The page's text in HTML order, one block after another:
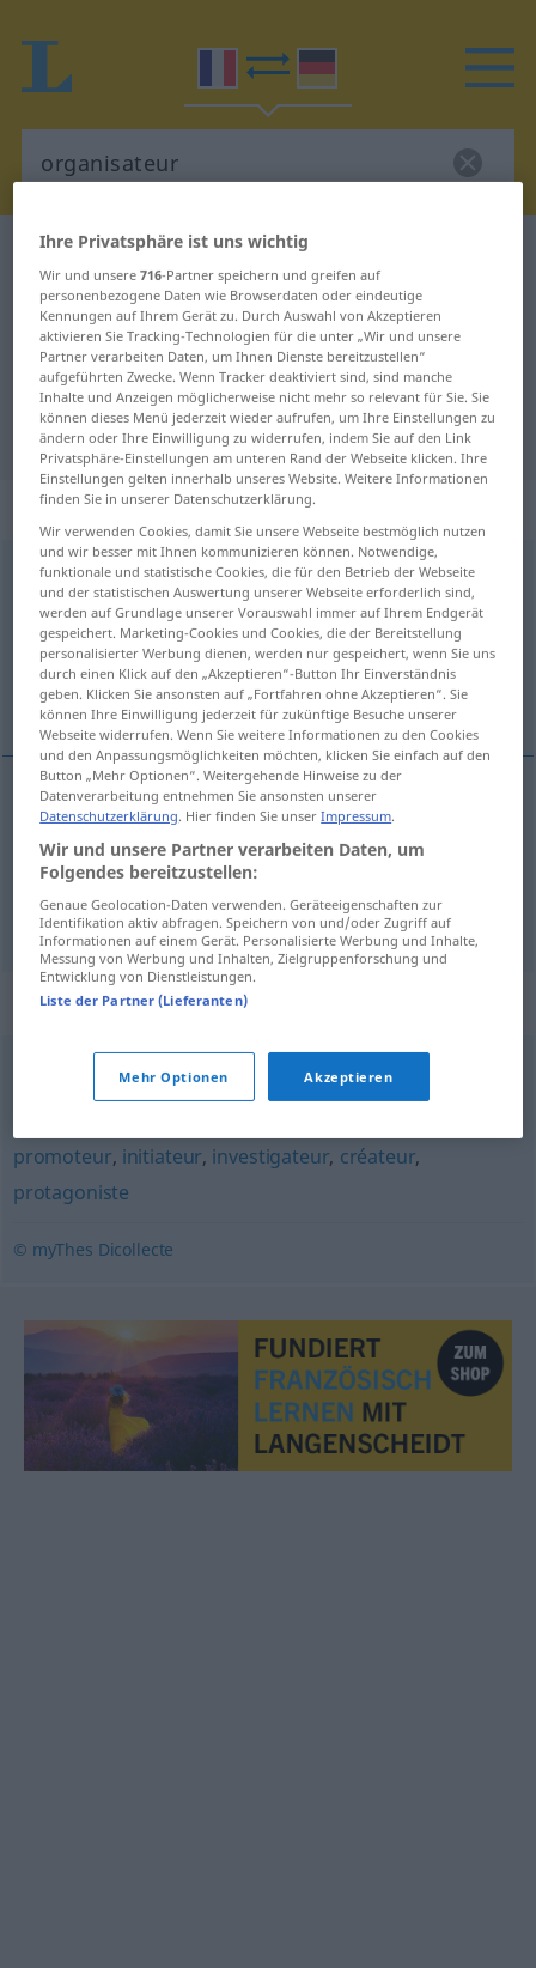
Französisch-Deutsch Wörterbuch
Französisch-Deutsch Übersetzung
für "organisateur"
"organisateur" Deutsch
Übersetzung
„organisateur“: masculin
organisateur [ɔʀganizatœʀ]m,organisatrice [ɔʀganizatʀis]
Übersicht aller Übersetzungen
(Für mehr Details die Übersetzung anklicken/antippen)
Organisatorin, Veranstalterin
Organisator(in)m(f) organisateur
Veranstalter(in)m(f) organisateur
Synonyme für "organisateur"
âme,chef,responsable,entraîneur
promoteur, initiateur, investigateur, créateur,
protagoniste
© myThes Dicollecte
Ihre Privatsphäre ist uns wichtig
Wir und unsere716-Partner speichern und greifen auf
personenbezogene Daten wie Browserdaten oder eindeutige
Kennungen auf Ihrem Gerät zu. Durch Auswahl von Akzeptieren
aktivieren Sie Tracking-Technologien für die unter „Wir und unsere
Partner verarbeiten Daten, um Ihnen Dienste bereitzustellen“
aufgeführten Zwecke. Wenn Tracker deaktiviert sind, sind manche
Inhalte und Anzeigen möglicherweise nicht mehr so relevant für Sie. Sie
können dieses Menü jederzeit wieder aufrufen, um Ihre Einstellungen zu
ändern oder Ihre Einwilligung zu widerrufen, indem Sie auf den Link
Privatsphäre-Einstellungen am unteren Rand der Webseite klicken. Ihre
Einstellungen gelten innerhalb unseres Website. Weitere Informationen
finden Sie in unserer Datenschutzerklärung.
Wir verwenden Cookies, damit Sie unsere Webseite bestmöglich nutzen
und wir besser mit Ihnen kommunizieren können. Notwendige,
funktionale und statistische Cookies, die für den Betrieb der Webseite
und der statistischen Auswertung unserer Webseite erforderlich sind,
werden auf Grundlage unserer Vorauswahl immer auf Ihrem Endgerät
gespeichert. Marketing-Cookies und Cookies, die der Bereitstellung
personalisierter Werbung dienen, werden nur gespeichert, wenn Sie uns
durch einen Klick auf den „Akzeptieren“-Button Ihr Einverständnis
geben. Klicken Sie ansonsten auf „Fortfahren ohne Akzeptieren“. Sie
können Ihre Einwilligung jederzeit für zukünftige Besuche unserer
Webseite widerrufen. Wenn Sie weitere Informationen zu den Cookies
und den Anpassungsmöglichkeiten möchten, klicken Sie einfach auf den
Button „Mehr Optionen“. Weitergehende Hinweise zu der
Datenverarbeitung entnehmen Sie ansonsten unserer
Datenschutzerklärung. Hier finden Sie unserImpressum.
Wir und unsere Partner verarbeiten Daten, um
Folgendes bereitzustellen:
Genaue Geolocation-Daten verwenden. Geräteeigenschaften zur
Identifikation aktiv abfragen. Speichern von und/oder Zugriff auf
Informationen auf einem Gerät. Personalisierte Werbung und Inhalte,
Messung von Werbung und Inhalten, Zielgruppenforschung und
Entwicklung von Dienstleistungen.
Liste der Partner (Lieferanten)
Mehr Optionen Akzeptieren